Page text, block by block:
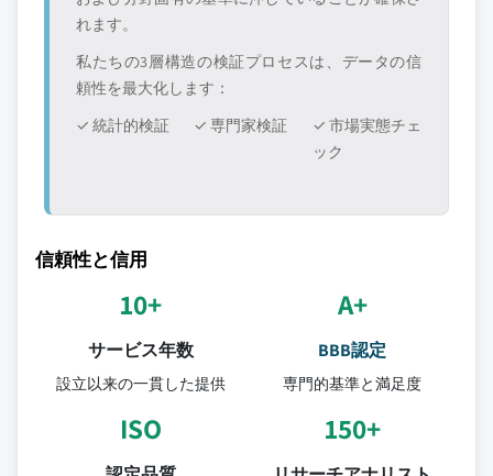
れます。
私たちの3層構造の検証プロセスは、データの信
頼性を最大化します：
✓ 統計的検証
✓ 専門家検証
✓ 市場実態チェ
ック
信頼性と信用
10+
サービス年数
設立以来の一貫した提供
A+
BBB認定
専門的基準と満足度
ISO 150+